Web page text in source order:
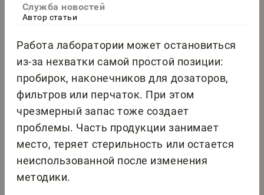
Служба новостей
Автор статьи
Работа лаборатории может остановиться
из-за нехватки самой простой позиции:
пробирок, наконечников для дозаторов,
фильтров или перчаток. При этом
чрезмерный запас тоже создает
проблемы. Часть продукции занимает
место, теряет стерильность или остается
неиспользованной после изменения
методики.